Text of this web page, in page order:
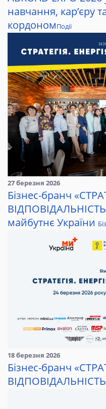
навчання, кар’єру
кордономПодії
27 березня 2026
Бізнес-бранч
майбутнє України
18 березня 2026
Бізнес-бранч